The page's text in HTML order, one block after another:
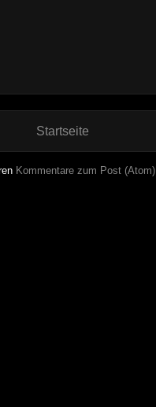
Startseite
Kommentare zum Post (Atom)